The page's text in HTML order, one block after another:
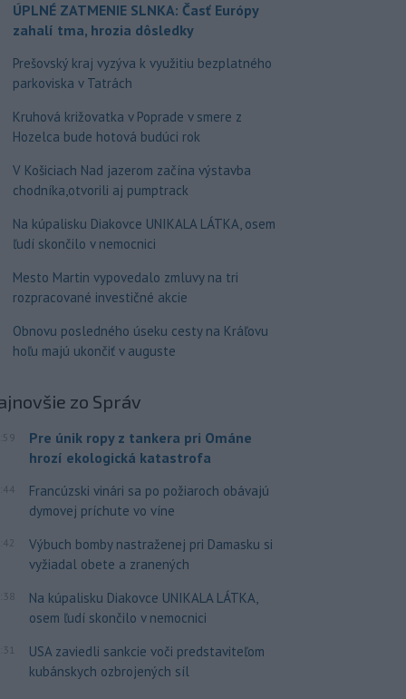
ÚPLNÉ ZATMENIE SLNKA: Časť Európy
zahalí tma, hrozia dôsledky
Prešovský kraj vyzýva k využitiu bezplatného
parkoviska v Tatrách
Kruhová križovatka v Poprade v smere z
Hozelca bude hotová budúci rok
V Košiciach Nad jazerom začína výstavba
chodníka,otvorili aj pumptrack
Na kúpalisku Diakovce UNIKALA LÁTKA, osem
ľudí skončilo v nemocnici
Mesto Martin vypovedalo zmluvy na tri
rozpracované investičné akcie
Obnovu posledného úseku cesty na Kráľovu
hoľu majú ukončiť v auguste
zo Správ
Pre únik ropy z tankera pri Ománe
hrozí ekologická katastrofa
Francúzski vinári sa po požiaroch obávajú
dymovej príchute vo víne
Výbuch bomby nastraženej pri Damasku si
vyžiadal obete a zranených
Na kúpalisku Diakovce UNIKALA LÁTKA,
osem ľudí skončilo v nemocnici
USA zaviedli sankcie voči predstaviteľom
kubánskych ozbrojených síl